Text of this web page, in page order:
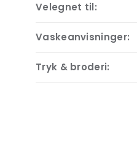
Velegnet til:
Vaskeanvisninger:
Tryk & broderi: